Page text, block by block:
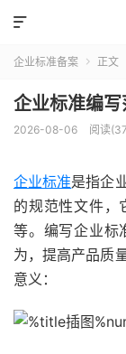

企业标准备案  正文
企业标准编写
2026-08-06 阅读
企业标准是指企
的规范性文件，
等。编写企业标
为，提高产品质
意义：